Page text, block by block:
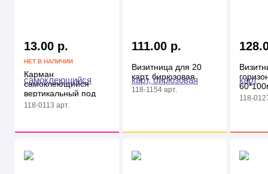
13.00 р.
НЕТ В НАЛИЧИИ
Карман
самоклеющийся
вертикальный под
визитку
118-0113 арт.
111.00 р.
Визитница для 20
карт, бирюзовая
118-1154 арт.
118-